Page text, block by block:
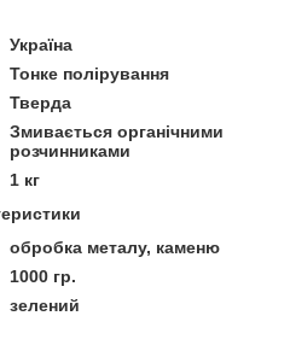
Україна
Тонке полірування
Тверда
Змивається органічними
розчинниками
1 кг
обробка металу, каменю
1000 гр.
зелений